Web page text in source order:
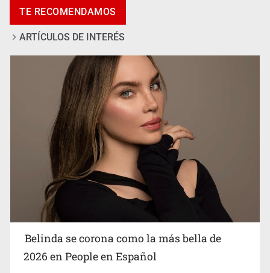
vecinos en Mirador de San Isidro
Ciclosporiasis no representa un riesgo epidemiológico
masivo
TE RECOMENDAMOS
ARTÍCULOS DE INTERÉS
Belinda se corona como la más bella de
2026 en People en Español